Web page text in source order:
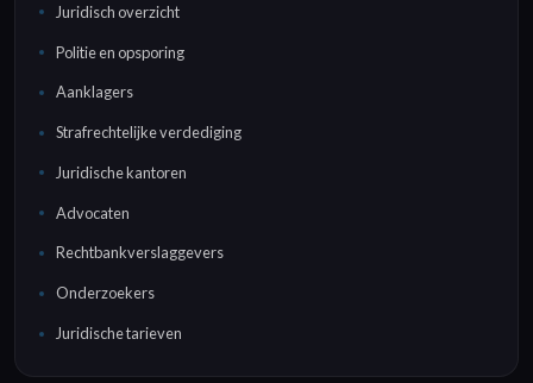
Juridisch overzicht
Politie en opsporing
Aanklagers
Strafrechtelijke verdediging
Juridische kantoren
Advocaten
Rechtbankverslaggevers
Onderzoekers
Juridische tarieven